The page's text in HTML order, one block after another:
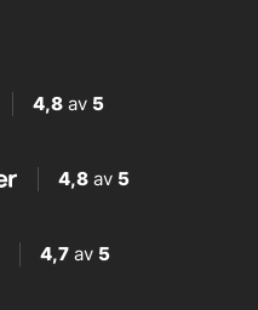
4,8av 5
4,8 av 5
4,7 av 5